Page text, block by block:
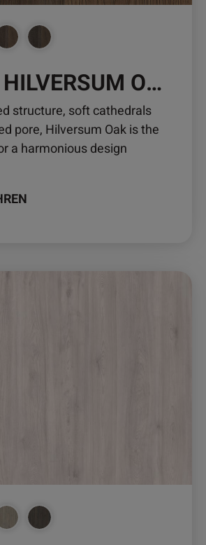
2905 – HILVERSUM OAK
structure, soft cathedrals
pore, Hilversum Oak is the
a harmonious design